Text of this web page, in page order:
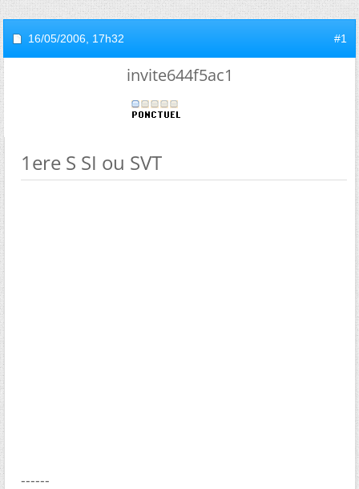
16/05/2006, 17h32 #1
invite644f5ac1
1ere S SI ou SVT
------